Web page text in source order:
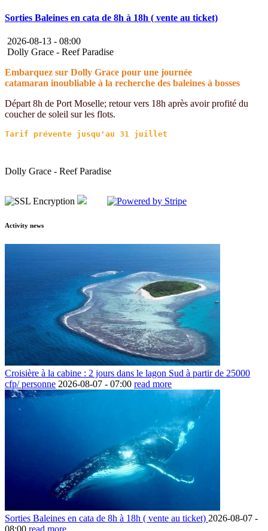
Sorties Baleines en cata de 8h à 18h ( vente au ticket)
2026-08-13 - 08:00
Dolly Grace - Reef Paradise
Embarquez sur Dolly Grace pour une journée
catamaran inoubliable à la recherche des baleines à bosses
Départ 8h de Port Moselle; retour vers 18h après avoir profité du
coucher de soleil sur les flots.
Dolly Grace - Reef Paradise
Activity news
Croisière à la cabine : 2 jours dans le lagon Sud à partir de 25000
cfp/ personne 2026-08-07 - 07:00 read more
Sorties Baleines en cata de 8h à 18h ( vente au ticket) 2026-08-07 -